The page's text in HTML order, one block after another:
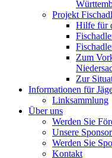
Projekt
Hilfe für
Zum
Zur
Informationen für
Linksammlung
Über uns
Werden Sie
Unsere
Werden Sie
Kontakt